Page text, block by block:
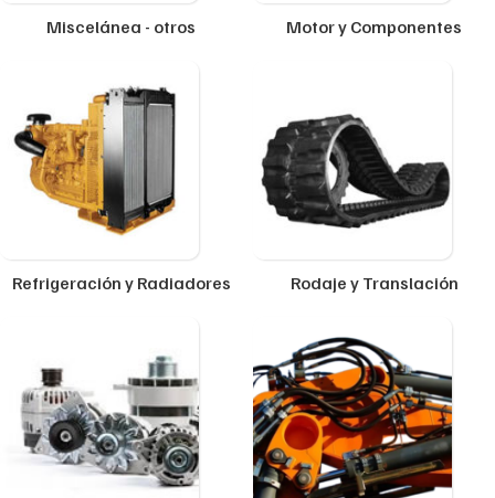
Miscelánea - otros Motor y Componentes
Refrigeración y Radiadores Rodaje y Translación